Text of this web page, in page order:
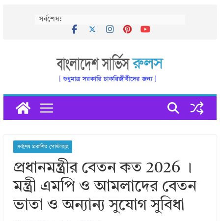
সর্বশেষ:
সর্বশেষ প্রকাশিত পোস্টসমূহ
প্রধানমন্ত্রীর বেতন কত 2026 ।
মন্ত্রী এমপি ও আমলাদের বেতন
ভাতা ও অন্যান্য সুযোগ সুবিধা